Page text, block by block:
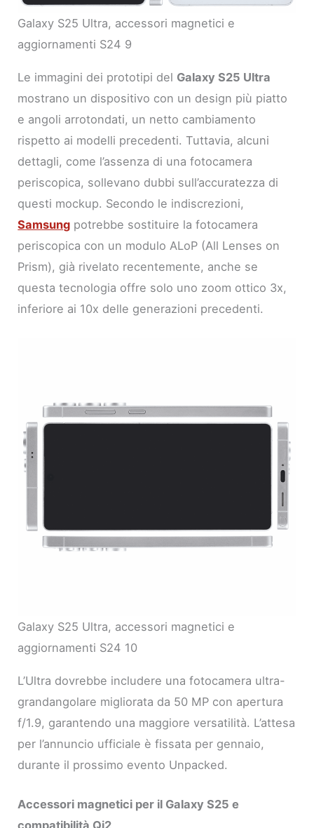
Galaxy S25 Ultra, accessori magnetici e
aggiornamenti S24 9
Le immagini dei prototipi del Galaxy S25 Ultra
mostrano un dispositivo con un design più piatto
e angoli arrotondati, un netto cambiamento
rispetto ai modelli precedenti. Tuttavia, alcuni
dettagli, come l’assenza di una fotocamera
periscopica, sollevano dubbi sull’accuratezza di
questi mockup. Secondo le indiscrezioni,
Samsung potrebbe sostituire la fotocamera
periscopica con un modulo ALoP (All Lenses on
Prism), già rivelato recentemente, anche se
questa tecnologia offre solo uno zoom ottico 3x,
inferiore ai 10x delle generazioni precedenti.
Galaxy S25 Ultra, accessori magnetici e
aggiornamenti S24 10
L’Ultra dovrebbe includere una fotocamera ultra-
grandangolare migliorata da 50 MP con apertura
f/1.9, garantendo una maggiore versatilità. L’attesa
per l’annuncio ufficiale è fissata per gennaio,
durante il prossimo evento Unpacked.
Accessori magnetici per il Galaxy S25 e
compatibilità Qi2